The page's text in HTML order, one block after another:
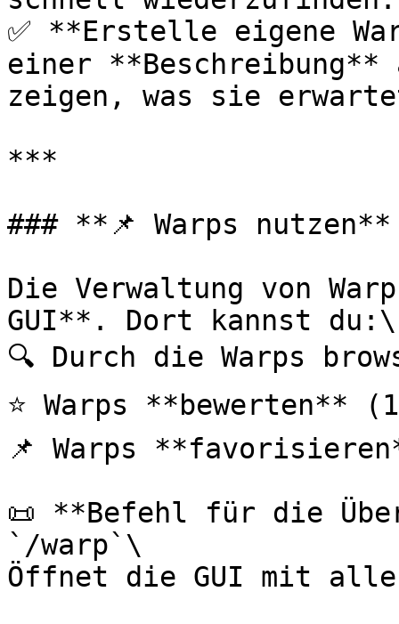
✅ **Erstelle eigene
einer **Beschreibung**
zeigen, was sie
***
### **📌 Warps nutzen**
Die Verwaltung von
GUI**. Dort kannst du:\
🔍 Durch die Warps
⭐ Warps **bewerten**
📌 Warps
📜 **Befehl für die
`/warp`\
Öffnet die GUI mit